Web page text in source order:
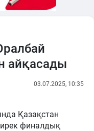
айқасады
03.07.2025, 10:35
Қазақстан
финалдық